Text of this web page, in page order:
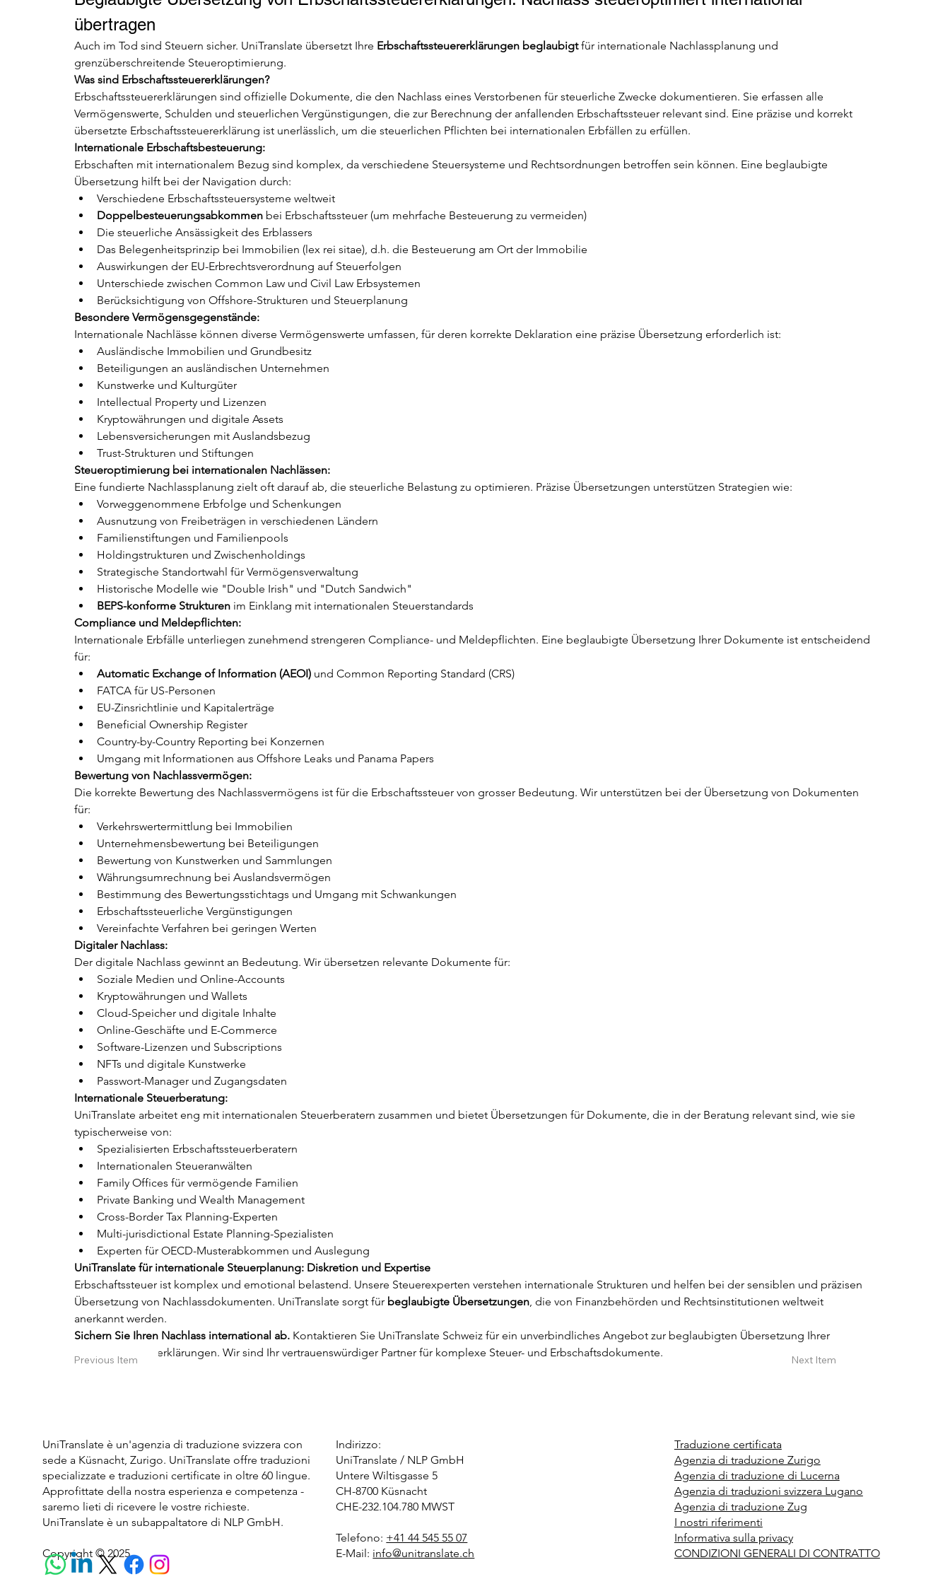
übertragen
Auch im Tod sind Steuern sicher. UniTranslate übersetzt Ihre Erbschaftssteuererklärungen beglaubigt für internationale Nachlassplanung und
grenzüberschreitende Steueroptimierung.
Was sind Erbschaftssteuererklärungen?
Erbschaftssteuererklärungen sind offizielle Dokumente, die den Nachlass eines Verstorbenen für steuerliche Zwecke dokumentieren. Sie erfassen alle
Vermögenswerte, Schulden und steuerlichen Vergünstigungen, die zur Berechnung der anfallenden Erbschaftssteuer relevant sind. Eine präzise und korrekt
übersetzte Erbschaftssteuererklärung ist unerlässlich, um die steuerlichen Pflichten bei internationalen Erbfällen zu erfüllen.
Internationale Erbschaftsbesteuerung:
Erbschaften mit internationalem Bezug sind komplex, da verschiedene Steuersysteme und Rechtsordnungen betroffen sein können. Eine beglaubigte
Übersetzung hilft bei der Navigation durch:
Verschiedene Erbschaftssteuersysteme weltweit
Doppelbesteuerungsabkommen bei Erbschaftssteuer (um mehrfache Besteuerung zu vermeiden)
Die steuerliche Ansässigkeit des Erblassers
Das Belegenheitsprinzip bei Immobilien (lex rei sitae), d.h. die Besteuerung am Ort der Immobilie
Auswirkungen der EU-Erbrechtsverordnung auf Steuerfolgen
Unterschiede zwischen Common Law und Civil Law Erbsystemen
Berücksichtigung von Offshore-Strukturen und Steuerplanung
Besondere Vermögensgegenstände:
Internationale Nachlässe können diverse Vermögenswerte umfassen, für deren korrekte Deklaration eine präzise Übersetzung erforderlich ist:
Ausländische Immobilien und Grundbesitz
Beteiligungen an ausländischen Unternehmen
Kunstwerke und Kulturgüter
Intellectual Property und Lizenzen
Kryptowährungen und digitale Assets
Lebensversicherungen mit Auslandsbezug
Trust-Strukturen und Stiftungen
Steueroptimierung bei internationalen Nachlässen:
Eine fundierte Nachlassplanung zielt oft darauf ab, die steuerliche Belastung zu optimieren. Präzise Übersetzungen unterstützen Strategien wie:
Vorweggenommene Erbfolge und Schenkungen
Ausnutzung von Freibeträgen in verschiedenen Ländern
Familienstiftungen und Familienpools
Holdingstrukturen und Zwischenholdings
Strategische Standortwahl für Vermögensverwaltung
Historische Modelle wie "Double Irish" und "Dutch Sandwich"
BEPS-konforme Strukturen im Einklang mit internationalen Steuerstandards
Compliance und Meldepflichten:
Internationale Erbfälle unterliegen zunehmend strengeren Compliance- und Meldepflichten. Eine beglaubigte Übersetzung Ihrer Dokumente ist entscheidend
für:
Automatic Exchange of Information (AEOI) und Common Reporting Standard (CRS)
FATCA für US-Personen
EU-Zinsrichtlinie und Kapitalerträge
Beneficial Ownership Register
Country-by-Country Reporting bei Konzernen
Umgang mit Informationen aus Offshore Leaks und Panama Papers
Bewertung von Nachlassvermögen:
Die korrekte Bewertung des Nachlassvermögens ist für die Erbschaftssteuer von grosser Bedeutung. Wir unterstützen bei der Übersetzung von Dokumenten
für:
Verkehrswertermittlung bei Immobilien
Unternehmensbewertung bei Beteiligungen
Bewertung von Kunstwerken und Sammlungen
Währungsumrechnung bei Auslandsvermögen
Bestimmung des Bewertungsstichtags und Umgang mit Schwankungen
Erbschaftssteuerliche Vergünstigungen
Vereinfachte Verfahren bei geringen Werten
Digitaler Nachlass:
Der digitale Nachlass gewinnt an Bedeutung. Wir übersetzen relevante Dokumente für:
Soziale Medien und Online-Accounts
Kryptowährungen und Wallets
Cloud-Speicher und digitale Inhalte
Online-Geschäfte und E-Commerce
Software-Lizenzen und Subscriptions
NFTs und digitale Kunstwerke
Passwort-Manager und Zugangsdaten
Internationale Steuerberatung:
UniTranslate arbeitet eng mit internationalen Steuerberatern zusammen und bietet Übersetzungen für Dokumente, die in der Beratung relevant sind, wie sie
typischerweise von:
Spezialisierten Erbschaftssteuerberatern
Internationalen Steueranwälten
Family Offices für vermögende Familien
Private Banking und Wealth Management
Cross-Border Tax Planning-Experten
Multi-jurisdictional Estate Planning-Spezialisten
Experten für OECD-Musterabkommen und Auslegung
UniTranslate für internationale Steuerplanung: Diskretion und Expertise
Erbschaftssteuer ist komplex und emotional belastend. Unsere Steuerexperten verstehen internationale Strukturen und helfen bei der sensiblen und präzisen
Übersetzung von Nachlassdokumenten. UniTranslate sorgt für beglaubigte Übersetzungen, die von Finanzbehörden und Rechtsinstitutionen weltweit
anerkannt werden.
Sichern Sie Ihren Nachlass international ab. Kontaktieren Sie UniTranslate Schweiz für ein unverbindliches Angebot zur beglaubigten Übersetzung Ihrer
Erbschaftssteuererklärungen. Wir sind Ihr vertrauenswürdiger Partner für komplexe Steuer- und Erbschaftsdokumente.
Previous Item Next Item
Indirizzo:
UniTranslate / NLP GmbH
Untere Wiltisgasse 5
CH-8700 Küsnacht
CHE-232.104.780 MWST
Telefono: +41 44 545 55 07
E-Mail: info@unitranslate.ch
UniTranslate è un'agenzia di traduzione svizzera con
sede a Küsnacht, Zurigo. UniTranslate offre traduzioni
specializzate e traduzioni certificate in oltre 60 lingue.
Approfittate della nostra esperienza e competenza -
saremo lieti di ricevere le vostre richieste.
UniTranslate è un subappaltatore di NLP GmbH.
Copyright © 2025.
Traduzione certificata
Agenzia di traduzione Zurigo
Agenzia di traduzione di Lucerna
Agenzia di traduzioni svizzera Lugano
Agenzia di traduzione Zug
I nostri riferimenti
Informativa sulla privacy
CONDIZIONI GENERALI DI CONTRATTO